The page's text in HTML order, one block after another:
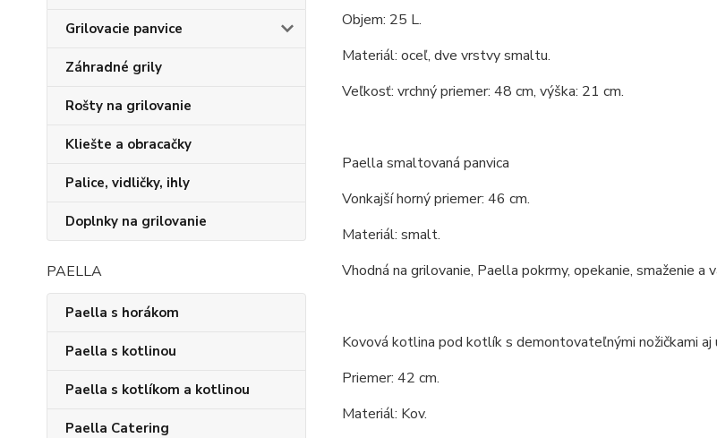
Grilovacie panvice
Záhradné grily
Rošty na grilovanie
Kliešte a obracačky
Palice, vidličky, ihly
Doplnky na grilovanie
PAELLA
Paella s horákom
Paella s kotlinou
Paella s kotlíkom a kotlinou
Paella Catering
Objem: 25 L.
Materiál: oceľ, dve vrstvy smaltu.
Veľkosť: vrchný priemer: 48 cm, výška: 21 cm.
Paella smaltovaná panvica
Vonkajší horný priemer: 46 cm.
Materiál: smalt.
Vhodná na grilovanie, Paella pokrmy, opekanie, smaženie a
Kovová kotlina pod kotlík s demontovateľnými nožičkami
Priemer: 42 cm.
Materiál: Kov.